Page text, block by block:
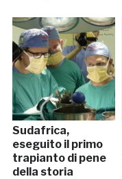
Sudafrica,
eseguito il primo
trapianto di pene
della storia